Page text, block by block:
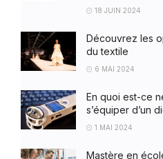
18 JUIN 2024
Découvrez les
du textile
6 MAI 2024
En quoi est-ce
s’équiper d’un
1 MAI 2024
Mastère en